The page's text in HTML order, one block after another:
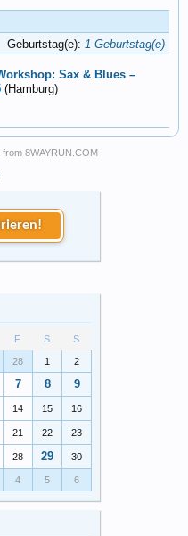
Geburtstag(e): 1 Geburtstag(e)
Sax & Blues –
(Hamburg)
from 8WAYRUN.COM
F S S
28 1 2
7 8 9
14 15 16
21 22 23
28 29 30
4 5 6